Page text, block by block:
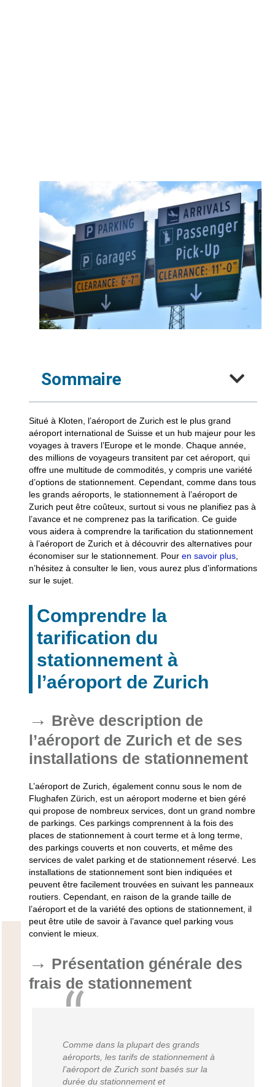
Sommaire
Situé à Kloten, l’aéroport de Zurich est le plus grand
aéroport international de Suisse et un hub majeur pour les
voyages à travers l’Europe et le monde. Chaque année,
des millions de voyageurs transitent par cet aéroport, qui
offre une multitude de commodités, y compris une variété
d’options de stationnement. Cependant, comme dans tous
les grands aéroports, le stationnement à l’aéroport de
Zurich peut être coûteux, surtout si vous ne planifiez pas à
l’avance et ne comprenez pas la tarification. Ce guide
vous aidera à comprendre la tarification du stationnement
à l’aéroport de Zurich et à découvrir des alternatives pour
économiser sur le stationnement. Pour en savoir plus,
n’hésitez à consulter le lien, vous aurez plus d’informations
sur le sujet.
Comprendre la
tarification du
stationnement à
l’aéroport de Zurich
Brève description de
l’aéroport de Zurich et de ses
installations de stationnement
L’aéroport de Zurich, également connu sous le nom de
Flughafen Zürich, est un aéroport moderne et bien géré
qui propose de nombreux services, dont un grand nombre
de parkings. Ces parkings comprennent à la fois des
places de stationnement à court terme et à long terme,
des parkings couverts et non couverts, et même des
services de valet parking et de stationnement réservé. Les
installations de stationnement sont bien indiquées et
peuvent être facilement trouvées en suivant les panneaux
routiers. Cependant, en raison de la grande taille de
l’aéroport et de la variété des options de stationnement, il
peut être utile de savoir à l’avance quel parking vous
convient le mieux.
Présentation générale des
frais de stationnement
Comme dans la plupart des grands
aéroports, les tarifs de stationnement à
l’aéroport de Zurich sont basés sur la
durée du stationnement et